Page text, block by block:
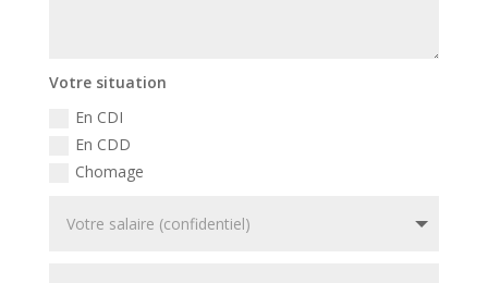
Votre situation
En CDI
En CDD
Chomage